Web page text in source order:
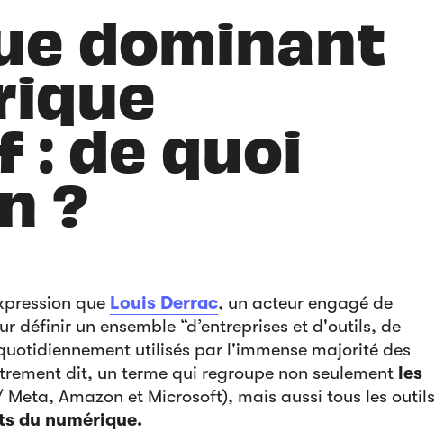
dominant
de quoi
?
que Louis Derrac, un acteur engagé de
définir un ensemble “d’entreprises et d'outils, de
utilisés par l'immense majorité des
dit, un terme qui regroupe non seulement les
Amazon et Microsoft), mais aussi tous les outils
du numérique.